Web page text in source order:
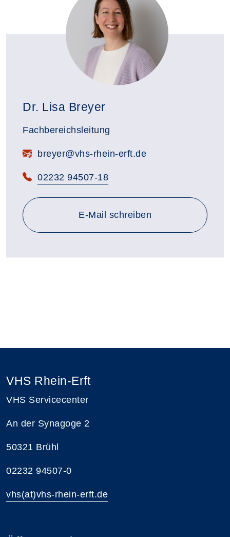
Dr. Lisa Breyer
Fachbereichsleitung
E-Mail:breyer@vhs-rhein-erft.de
Telefon:
02232 94507-18
E-Mail schreiben
VHS Rhein-Erft
VHS Servicecenter
An der Synagoge 2
50321 Brühl
02232 94507-0
vhs(at)vhs-rhein-erft.de